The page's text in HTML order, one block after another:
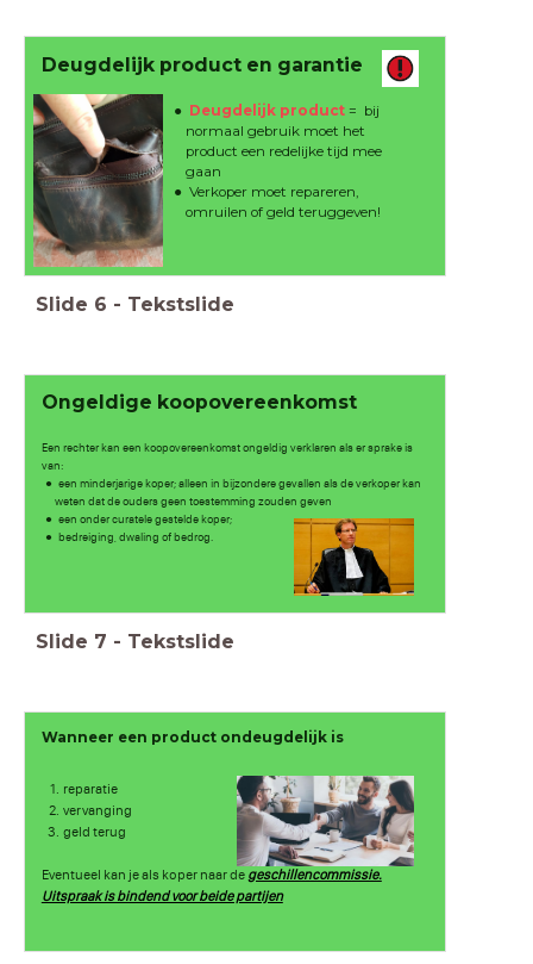
Deugdelijk product en garantie
Deugdelijk product = bij
normaal gebruik moet het
product een redelijke tijd mee
gaan
Verkoper moet repareren,
omruilen of geld teruggeven!
Slide 6 - Tekstslide
Ongeldige koopovereenkomst
Een rechter kan een koopovereenkomst ongeldig verklaren als er sprake is
van:
een minderjarige koper; alleen in bijzondere gevallen als de verkoper kan
weten dat de ouders geen toestemming zouden geven
een onder curatele gestelde koper;
bedreiging, dwaling of bedrog.
Slide 7 - Tekstslide
Wanneer een product ondeugdelijk is
reparatie
vervanging
geld terug
Eventueel kan je als koper naar de geschillencommissie.
Uitspraak is bindend voor beide partijen